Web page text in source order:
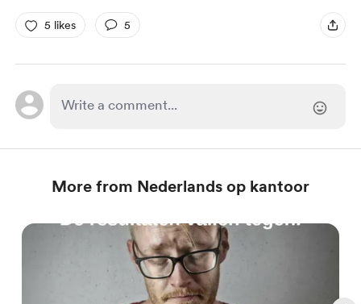
5 likes 5
More from Nederlands op kantoor